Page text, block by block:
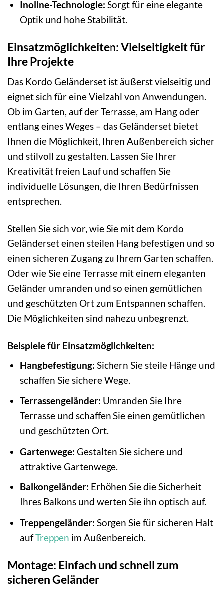
Inoline-Technologie: Sorgt für eine elegante
Optik und hohe Stabilität.
Einsatzmöglichkeiten: Vielseitigkeit für
Ihre Projekte
Das Kordo Geländerset ist äußerst vielseitig und
eignet sich für eine Vielzahl von Anwendungen.
Ob im Garten, auf der Terrasse, am Hang oder
entlang eines Weges – das Geländerset bietet
Ihnen die Möglichkeit, Ihren Außenbereich sicher
und stilvoll zu gestalten. Lassen Sie Ihrer
Kreativität freien Lauf und schaffen Sie
individuelle Lösungen, die Ihren Bedürfnissen
entsprechen.
Stellen Sie sich vor, wie Sie mit dem Kordo
Geländerset einen steilen Hang befestigen und so
einen sicheren Zugang zu Ihrem Garten schaffen.
Oder wie Sie eine Terrasse mit einem eleganten
Geländer umranden und so einen gemütlichen
und geschützten Ort zum Entspannen schaffen.
Die Möglichkeiten sind nahezu unbegrenzt.
Beispiele für Einsatzmöglichkeiten:
Hangbefestigung: Sichern Sie steile Hänge und
schaffen Sie sichere Wege.
Terrassengeländer: Umranden Sie Ihre
Terrasse und schaffen Sie einen gemütlichen
und geschützten Ort.
Gartenwege: Gestalten Sie sichere und
attraktive Gartenwege.
Balkongeländer: Erhöhen Sie die Sicherheit
Ihres Balkons und werten Sie ihn optisch auf.
Treppengeländer: Sorgen Sie für sicheren Halt
aufTreppen im Außenbereich.
Montage: Einfach und schnell zum
sicheren Geländer